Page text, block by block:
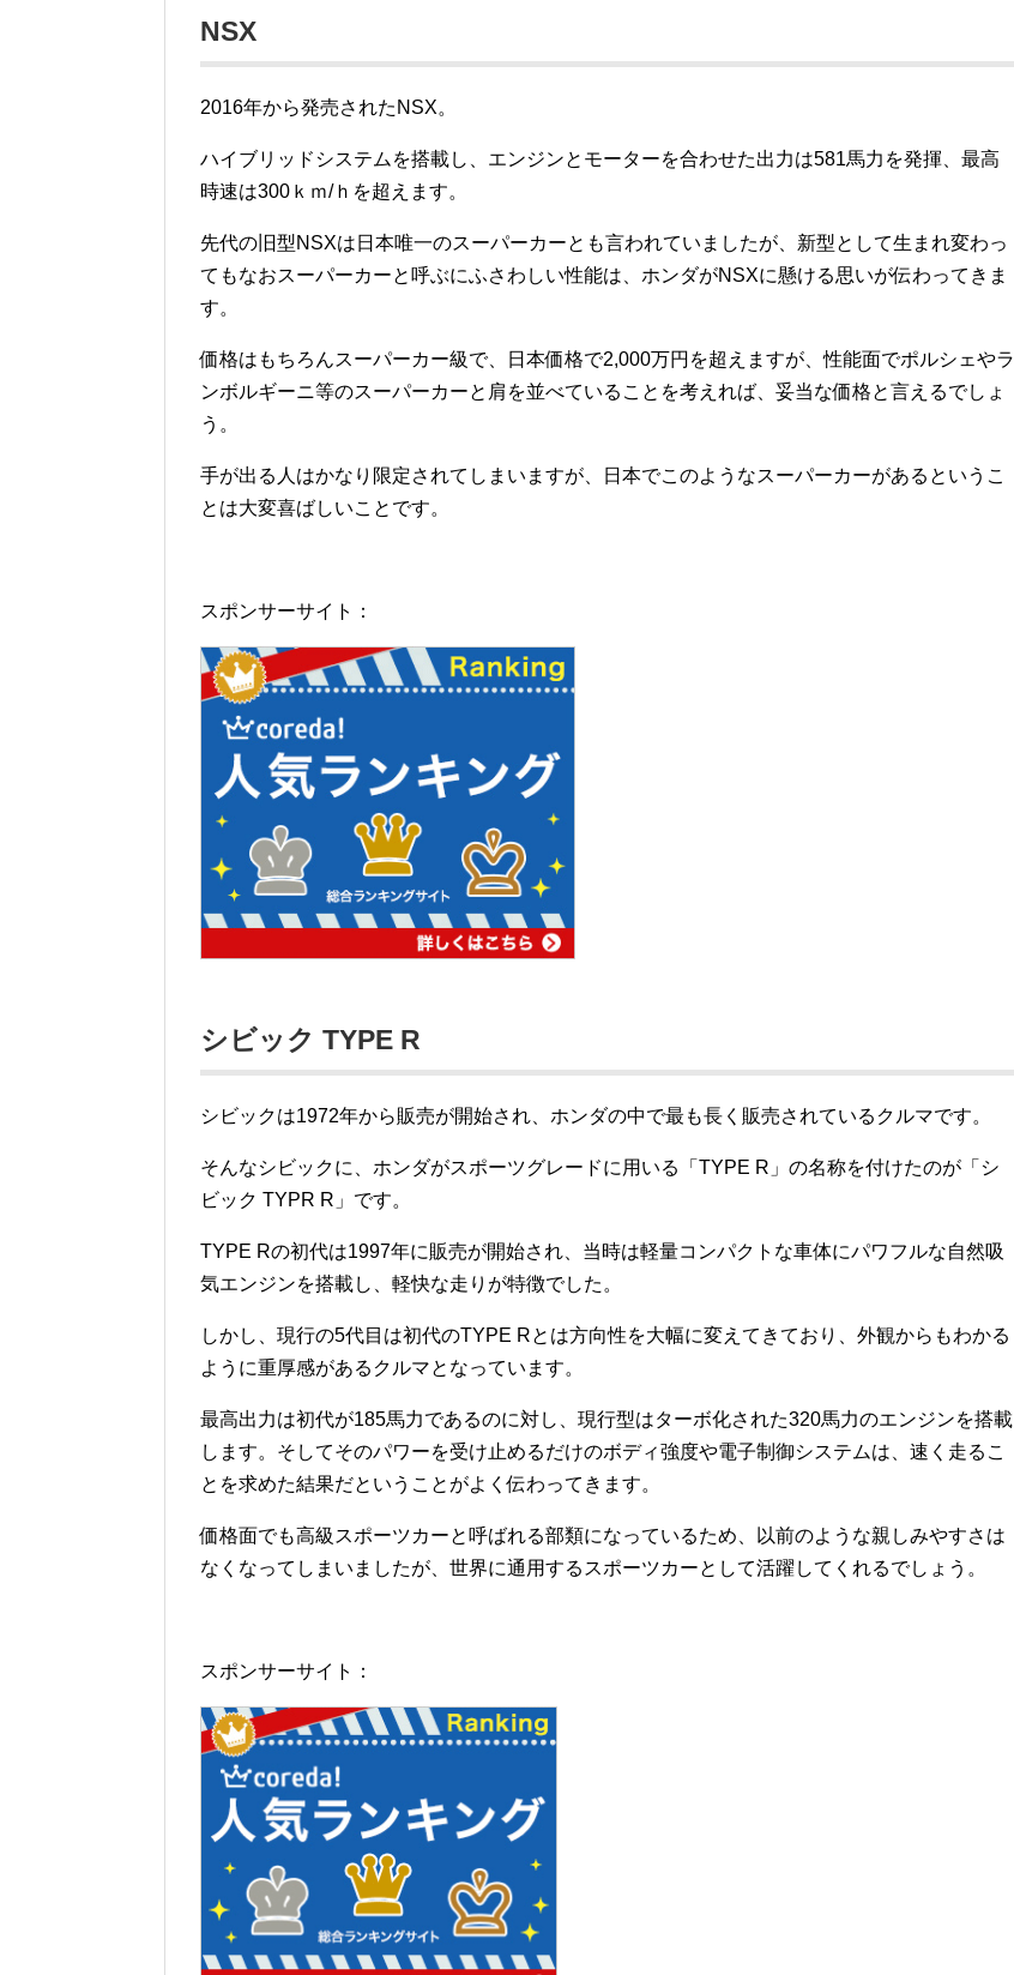
NSX
2016年から発売されたNSX。
ハイブリッドシステムを搭載し、エンジンとモーターを合わせた出力は581馬力を発揮、最高
時速は300ｋｍ/ｈを超えます。
先代の旧型NSXは日本唯一のスーパーカーとも言われていましたが、新型として生まれ変わっ
てもなおスーパーカーと呼ぶにふさわしい性能は、ホンダがNSXに懸ける思いが伝わってきま
す。
価格はもちろんスーパーカー級で、日本価格で2,000万円を超えますが、性能面でポルシェやラ
ンボルギーニ等のスーパーカーと肩を並べていることを考えれば、妥当な価格と言えるでしょ
う。
手が出る人はかなり限定されてしまいますが、日本でこのようなスーパーカーがあるというこ
とは大変喜ばしいことです。
スポンサーサイト：
シビック TYPE R
シビックは1972年から販売が開始され、ホンダの中で最も長く販売されているクルマです。
そんなシビックに、ホンダがスポーツグレードに用いる「TYPE R」の名称を付けたのが「シ
ビック TYPR R」です。
TYPE Rの初代は1997年に販売が開始され、当時は軽量コンパクトな車体にパワフルな自然吸
気エンジンを搭載し、軽快な走りが特徴でした。
しかし、現行の5代目は初代のTYPE Rとは方向性を大幅に変えてきており、外観からもわかる
ように重厚感があるクルマとなっています。
最高出力は初代が185馬力であるのに対し、現行型はターボ化された320馬力のエンジンを搭載
します。そしてそのパワーを受け止めるだけのボディ強度や電子制御システムは、速く走るこ
とを求めた結果だということがよく伝わってきます。
価格面でも高級スポーツカーと呼ばれる部類になっているため、以前のような親しみやすさは
なくなってしまいましたが、世界に通用するスポーツカーとして活躍してくれるでしょう。
スポンサーサイト：